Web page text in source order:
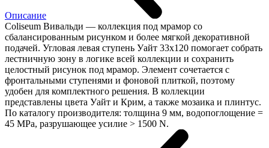
Описание
Coliseum Вивальди — коллекция под мрамор со
сбалансированным рисунком и более мягкой декоративной
подачей. Угловая левая ступень Уайт 33x120 помогает собрать
лестничную зону в логике всей коллекции и сохранить
целостный рисунок под мрамор. Элемент сочетается с
фронтальными ступенями и фоновой плиткой, поэтому
удобен для комплектного решения. В коллекции
представлены цвета Уайт и Крим, а также мозаика и плинтус.
По каталогу производителя: толщина 9 мм, водопоглощение =
45 MPa, разрушающее усилие > 1500 N.